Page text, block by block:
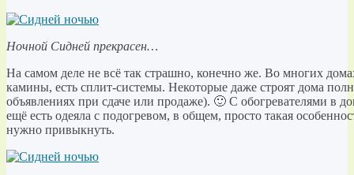
Ночной Сидней прекрасен…
На самом деле не всё так страшно, конечно же. Во многих
камины, есть сплит-системы. Некоторые даже строят дома
объявлениях при сдаче или продаже). 🙂 С обогревателями в
ещё есть одеяла с подогревом, в общем, просто такая
нужно привыкнуть.